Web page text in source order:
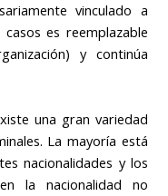
vinculado a
es reemplazable
y continúa
una gran variedad
La mayoría está
nacionalidades y los
la nacionalidad no